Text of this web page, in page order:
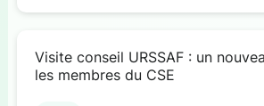
Visite conseil URSSAF : un
les membres du CSE